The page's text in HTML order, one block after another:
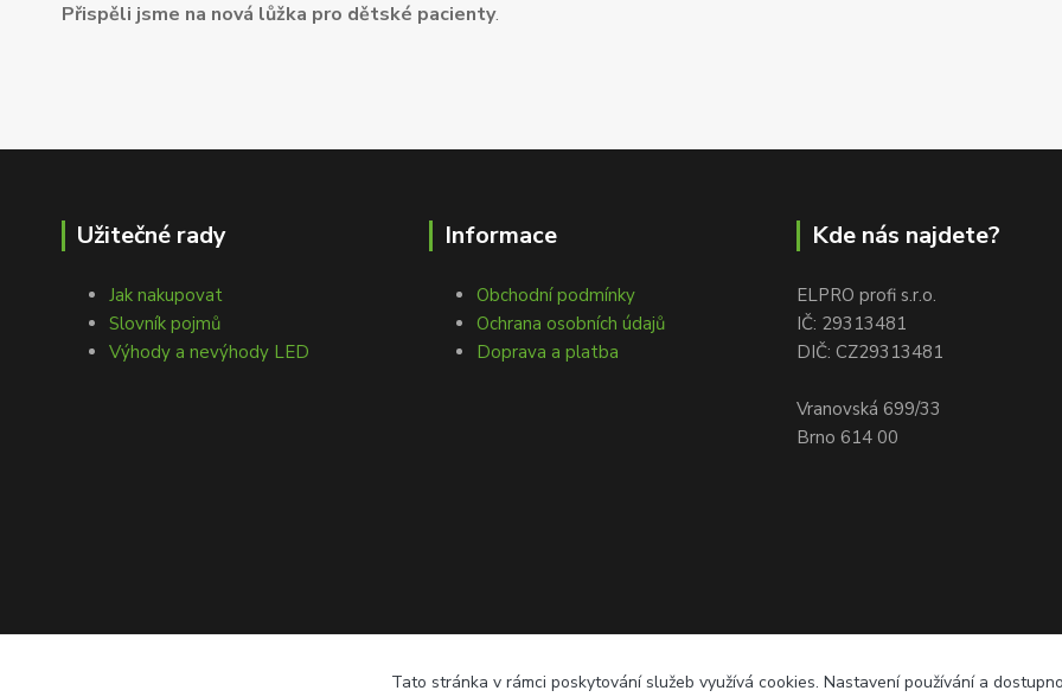
Přispěli jsme na nová lůžka pro dětské pacienty.
Užitečné rady
Jak nakupovat
Slovník pojmů
Výhody a nevýhody LED
Informace
Obchodní podmínky
Ochrana osobních údajů
Doprava a platba
Kde nás najdete?
ELPRO profi s.r.o.
IČ: 29313481
DIČ: CZ29313481
Vranovská 699/33
Brno 614 00
Tato stránka v rámci poskytování služeb využívá cookies. Nastavení používání a